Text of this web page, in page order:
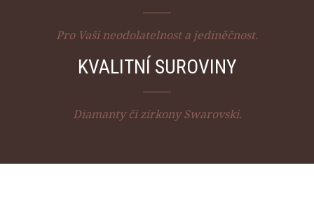
Pro Vaši neodolatelnost a jediněčnost.
KVALITNÍ SUROVINY
Diamanty či zirkony Swarovski.